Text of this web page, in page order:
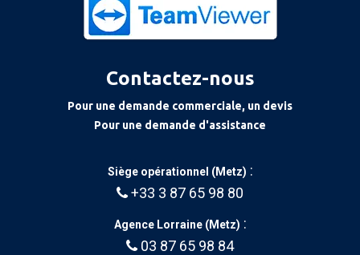
Contactez-nous
Pour une demande commerciale, un devis
Pour une demande d'assistance
Siège opérationnel (Metz) :
+33 3 87 65 98 80
Agence Lorraine (Metz) :
03 87 65 98 84